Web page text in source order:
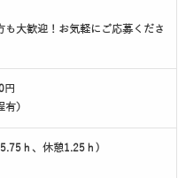
も大歓迎！お気軽にご応募くださ
円
）
ｈ、休憩1.25ｈ)